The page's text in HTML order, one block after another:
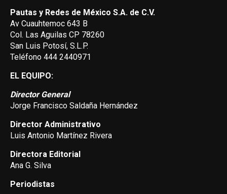
Pautas y Redes de México S.A. de C.V.
Av Cuauhtemoc 643 B
Col. Las Aguilas CP 78260
San Luis Potosí, S.L.P.
Teléfono 444 2440971
EL EQUIPO:
Director General
Jorge Francisco Saldaña Hernández
Director Administrativo
Luis Antonio Martínez Rivera
Directora Editorial
Ana G. Silva
Periodistas